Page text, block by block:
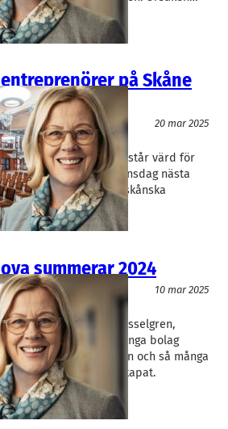
på Skåne
Day
20 mar 2025
Ulrika Hasselgren
vd Ulrika Hasselgren står värd för
Skåne Capital Day på onsdag nästa
Här de tio företag från skånska
ska pitcha sina…
summerar 2024
10 mar 2025
Ulrika Hasselgren
med ny vd:n Ulrika Hasselgren,
tillbaka på 2024. Så många bolag
till företagsinkubatorn och så många
medlemsföretagen skapat.